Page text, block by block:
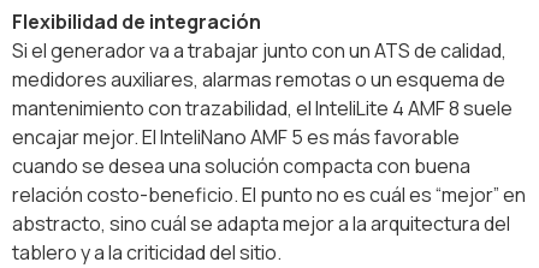
Flexibilidad de integración
Si el generador va a trabajar junto con un ATS de calidad,
medidores auxiliares, alarmas remotas o un esquema de
mantenimiento con trazabilidad, el InteliLite 4 AMF 8 suele
encajar mejor. El InteliNano AMF 5 es más favorable
cuando se desea una solución compacta con buena
relación costo-beneficio. El punto no es cuál es “mejor” en
abstracto, sino cuál se adapta mejor a la arquitectura del
tablero y a la criticidad del sitio.